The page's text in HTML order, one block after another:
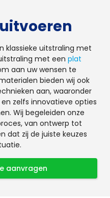
klassieke uitstraling met
met een plat
aan uw wensen te
bieden wij ook
aan, waaronder
en zelfs innovatieve opties
Wij begeleiden onze
van ontwerp tot
dat zij de juiste keuzes
aanvragen